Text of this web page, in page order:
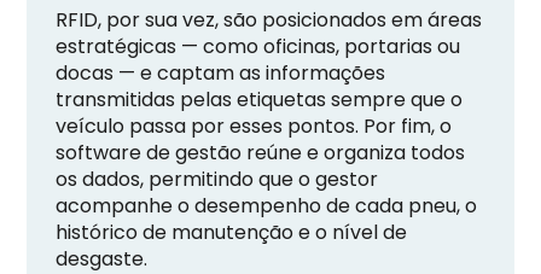
RFID, por sua vez, são posicionados em áreas
estratégicas — como oficinas, portarias ou
docas — e captam as informações
transmitidas pelas etiquetas sempre que o
veículo passa por esses pontos. Por fim, o
software de gestão reúne e organiza todos
os dados, permitindo que o gestor
acompanhe o desempenho de cada pneu, o
histórico de manutenção e o nível de
desgaste.